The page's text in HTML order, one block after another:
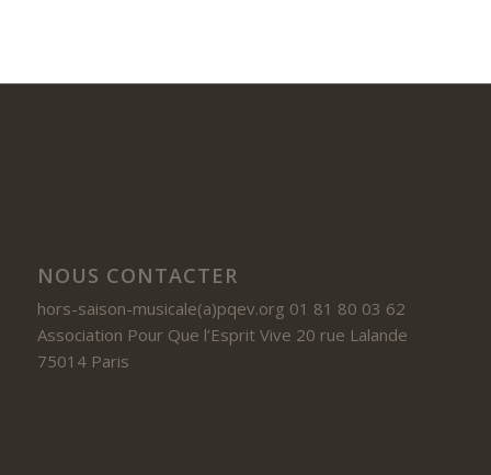
NOUS CONTACTER
hors-saison-musicale(a)pqev.org 01 81 80 03 62
Association Pour Que l’Esprit Vive 20 rue Lalande
75014 Paris